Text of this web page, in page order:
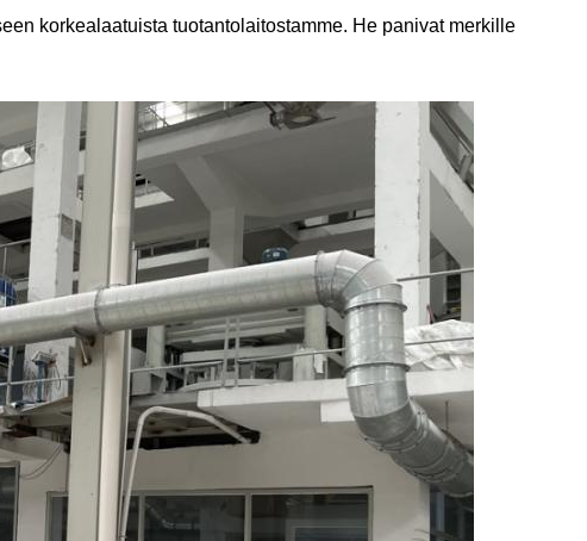
korkealaatuista tuotantolaitostamme. He panivat merkille